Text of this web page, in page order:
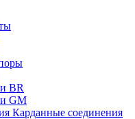
BR
GM
Карданные соединения